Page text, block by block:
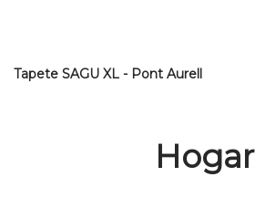
Tapete SAGU XL - Pont Aurell
Hogar